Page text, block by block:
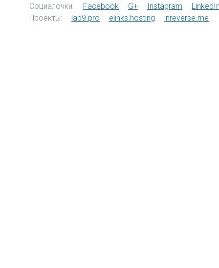
Социалочки:
Facebook G+ Instagram
Проекты:
lab9.pro elinks.hosting inreverse.me